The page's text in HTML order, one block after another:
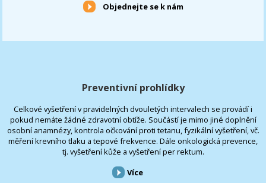
Objednejte se k nám
Preventivní prohlídky
Celkové vyšetření v pravidelných dvouletých intervalech se provádí i
pokud nemáte žádné zdravotní obtíže. Součástí je mimo jiné doplnění
osobní anamnézy, kontrola očkování proti tetanu, fyzikální vyšetření, vč.
měření krevního tlaku a tepové frekvence. Dále onkologická prevence,
tj. vyšetření kůže a vyšetření per rektum.
Více